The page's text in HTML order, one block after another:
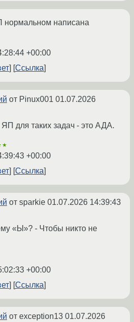
нормальном написана
+00:00
Ссылка
от Pinux001 01.07.2026
для таких задач - это АДА.
+00:00
Ссылка
от sparkie 01.07.2026 14:39:43
«Ы»? - Чтобы никто не
+00:00
Ссылка
от exception13 01.07.2026